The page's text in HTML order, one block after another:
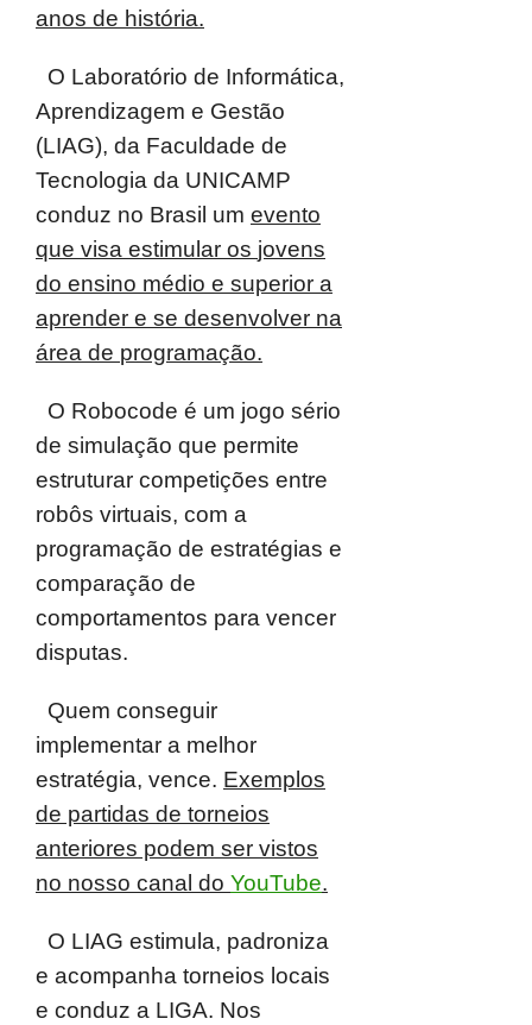
anos de história.
O Laboratório de Informática,
Aprendizagem e Gestão
(LIAG), da Faculdade de
Tecnologia da UNICAMP
conduz no Brasil um evento
que visa estimular os jovens
do ensino médio e superior a
aprender e se desenvolver na
área de programação.
O Robocode é um jogo sério
de simulação que permite
estruturar competições entre
robôs virtuais, com a
programação de estratégias e
comparação de
comportamentos para vencer
disputas.
Quem conseguir
implementar a melhor
estratégia, vence. Exemplos
de partidas de torneios
anteriores podem ser vistos
no nosso canal do YouTube.
O LIAG estimula, padroniza
e acompanha torneios locais
e conduz a LIGA. Nos